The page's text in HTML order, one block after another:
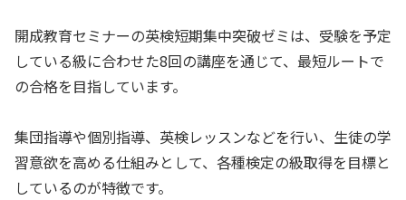
開成教育セミナーの英検短期集中突破ゼミは、受験を予定
している級に合わせた8回の講座を通じて、最短ルートで
の合格を目指しています。
集団指導や個別指導、英検レッスンなどを行い、生徒の学
習意欲を高める仕組みとして、各種検定の級取得を目標と
しているのが特徴です。